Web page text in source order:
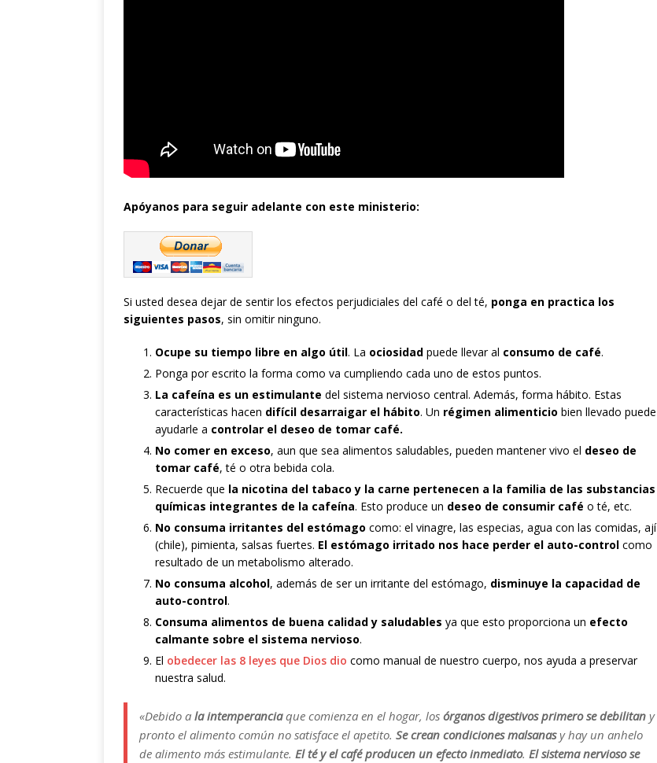
Apóyanos para seguir adelante con este ministerio:
Si usted desea dejar de sentir los efectos perjudiciales del café o del té, ponga en practica los
siguientes pasos, sin omitir ninguno.
Ocupe su tiempo libre en algo útil. La ociosidad puede llevar al consumo de café.
Ponga por escrito la forma como va cumpliendo cada uno de estos puntos.
La cafeína es un estimulante del sistema nervioso central. Además, forma hábito. Estas
características hacen difícil desarraigar el hábito. Un régimen alimenticio bien llevado puede
ayudarle a controlar el deseo de tomar café.
No comer en exceso, aun que sea alimentos saludables, pueden mantener vivo el deseo de
tomar café, té o otra bebida cola.
Recuerde que la nicotina del tabaco y la carne pertenecen a la familia de las substancias
químicas integrantes de la cafeína. Esto produce un deseo de consumir café o té, etc.
No consuma irritantes del estómago como: el vinagre, las especias, agua con las comidas, ají
(chile), pimienta, salsas fuertes. El estómago irritado nos hace perder el auto-control como
resultado de un metabolismo alterado.
No consuma alcohol, además de ser un irritante del estómago, disminuye la capacidad de
auto-control.
Consuma alimentos de buena calidad y saludables ya que esto proporciona un efecto
calmante sobre el sistema nervioso.
El obedecer las 8 leyes que Dios dio como manual de nuestro cuerpo, nos ayuda a preservar
nuestra salud.
«Debido a la intemperanciaque comienza en el hogar, los órganos digestivos primero se debilitan y
pronto el alimento común no satisface el apetito. Se crean condiciones malsanasy hay un anhelo
de alimento más estimulante. El té y el café producen un efecto inmediato. El sistema nervioso se